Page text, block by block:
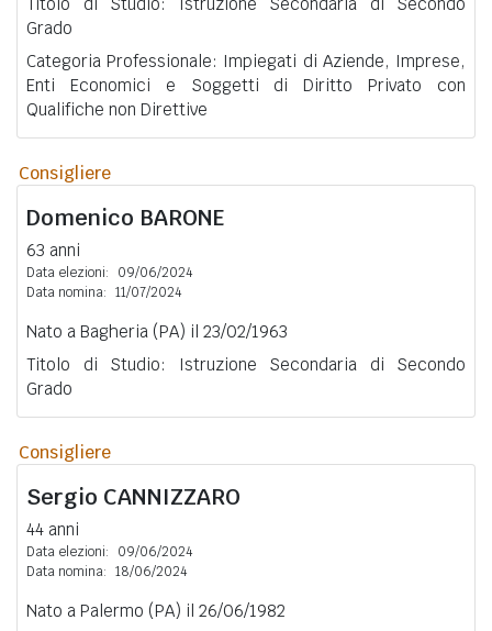
Grado
Categoria Professionale: Impiegati di Aziende, Imprese,
Enti Economici e Soggetti di Diritto Privato con
Qualifiche non Direttive
Consigliere
Domenico BARONE
63 anni
Data elezioni:
09/06/2024
Data nomina: 11/07/2024
Nato a Bagheria (PA) il 23/02/1963
Titolo di Studio: Istruzione Secondaria di Secondo
Grado
Consigliere
Sergio CANNIZZARO
44 anni
Data elezioni:
09/06/2024
Data nomina: 18/06/2024
Nato a Palermo (PA) il 26/06/1982